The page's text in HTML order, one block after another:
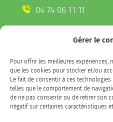
Gérer le
Pour offrir les meilleures
que les cookies pour stocker et/ou
Le fait de consentir à ces
telles que le comportement de
de ne pas consentir ou de retirer son
négatif sur certaines caractéristiques
04 74 06 11 11
CONTACTEZ-NOUS
Télécharger
sur votre